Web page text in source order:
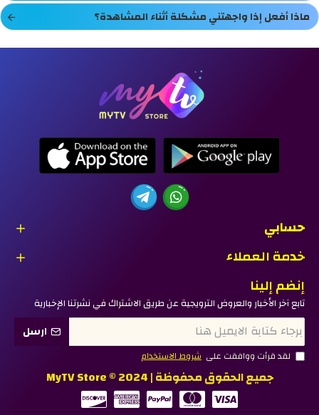
ماذا أفعل إذا واجهتني مشكلة أثناء المشاهدة؟
حسابي
خدمة العملاء
إنضم إلينا
تابع آخر الأخبار والعروض الترويجية عن طريق الاشتراك في نشرتنا الإخبارية
ارسل
لقد قرأت ووافقت على شروط الاستخدام
جميع الحقوق محفوظة | MyTV Store © 2024